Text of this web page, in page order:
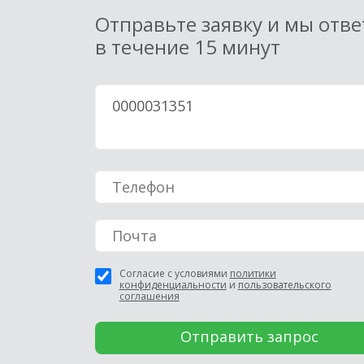
Отправьте заявку и мы
в течение 15 минут
Согласие с условиями политики
конфиденциальности и пользовательского
соглашения